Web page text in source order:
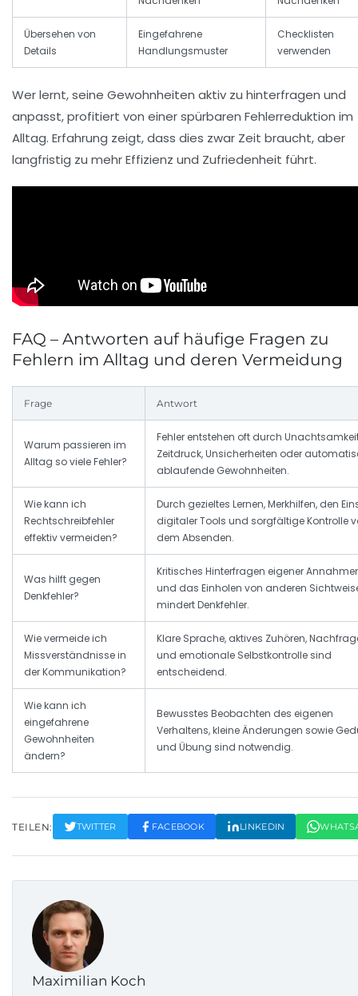
Übersehen von
Details
Eingefahrene
Handlungsmuster
Checklisten
verwenden
Wer lernt, seine Gewohnheiten aktiv zu hinterfragen und
anpasst, profitiert von einer spürbaren Fehlerreduktion im
Alltag. Erfahrung zeigt, dass dies zwar Zeit braucht, aber
langfristig zu mehr Effizienz und Zufriedenheit führt.
FAQ – Antworten auf häufige Fragen zu
Fehlern im Alltag und deren Vermeidung
Frage Antwort
Warum passieren im
Alltag so viele Fehler?
Fehler entstehen oft durch
Zeitdruck, Unsicherheiten oder
ablaufende Gewohnheiten.
Wie kann ich
Rechtschreibfehler
effektiv vermeiden?
Durch gezieltes Lernen, Merkhilfen, den
digitaler Tools und sorgfältige Kontrolle
dem Absenden.
Was hilft gegen
Denkfehler?
Kritisches Hinterfragen eigener
und das Einholen von anderen
mindert Denkfehler.
Wie vermeide ich
Missverständnisse in
der Kommunikation?
Klare Sprache, aktives Zuhören,
und emotionale Selbstkontrolle sind
entscheidend.
Wie kann ich
eingefahrene
Gewohnheiten
ändern?
Bewusstes Beobachten des eigenen
Verhaltens, kleine Änderungen sowie
und Übung sind notwendig.
TEILEN: TWITTER FACEBOOK LINKEDIN
Maximilian Koch